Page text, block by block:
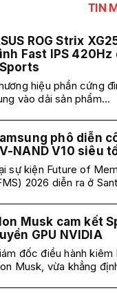
TIN
ROG Strix
Fast IPS
hiệu phần cứng
vào dải sản phẩm...
phô diễn
NAND V10 siêu
sự kiện Future of
2026 diễn ra ở
Musk cam kết
GPU NVIDIA
đốc điều hành kiêm
Musk, vừa khẳng